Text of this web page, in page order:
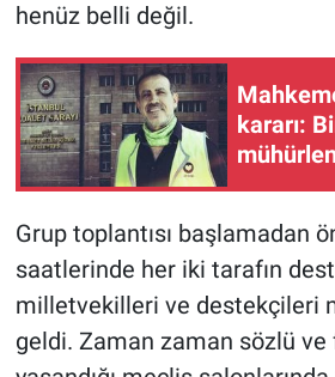
henüz belli değil.
kararı:
Grup toplantısı başlamadan
saatlerinde her iki tarafın
milletvekilleri ve destekçileri
geldi. Zaman zaman sözlü